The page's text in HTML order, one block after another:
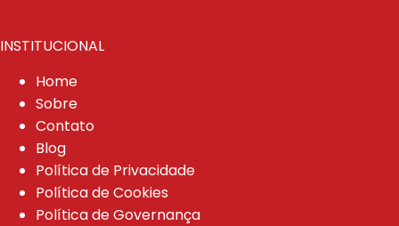
INSTITUCIONAL
Home
Sobre
Contato
Blog
Política de Privacidade
Política de Cookies
Política de Governança